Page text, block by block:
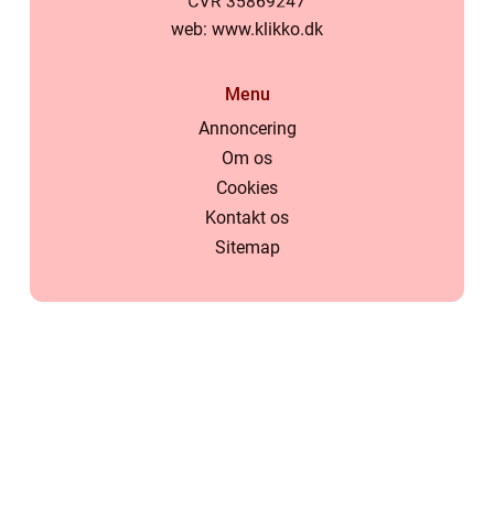
web: www.klikko.dk
Menu
Annoncering
Om os
Cookies
Kontakt os
Sitemap